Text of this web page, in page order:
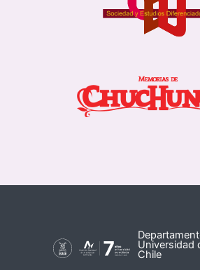
Universidad
Chile